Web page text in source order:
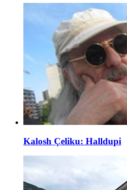
Kalosh Çeliku: Halldupi